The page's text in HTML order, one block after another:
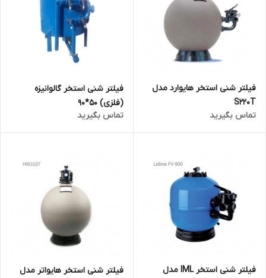
فیلتر شنی استخر هایوارد مدل
S220T
تماس بگیرید
فیلتر شنی استخر گالوانیزه
(فلزی) 50*90
تماس بگیرید
فیلتر شنی استخر IML مدل
فیلتر شنی استخر هایواتر مدل